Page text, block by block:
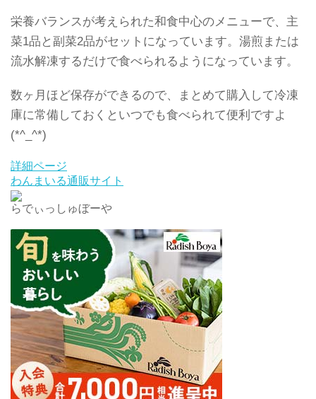
栄養バランスが考えられた和食中心のメニューで、主
菜1品と副菜2品がセットになっています。湯煎または
流水解凍するだけで食べられるようになっています。
数ヶ月ほど保存ができるので、まとめて購入して冷凍
庫に常備しておくといつでも食べられて便利ですよ
(*^_^*)
詳細ページ
わんまいる通販サイト
らでぃっしゅぼーや